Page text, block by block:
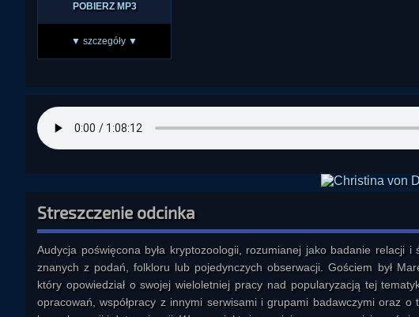
POBIERZ MP3
▼ szczegóły ▼
Streszczenie odcinka
Audycja poświęcona była kryptozoologii, rozumianej jako badanie relacji i
znanych z podań, folkloru lub pojedynczych obserwacji. Gościem był
który opowiedział o swojej wieloletniej pracy nad popularyzacją tej
opracowań, współpracy z innymi serwisami i grupami badawczymi oraz